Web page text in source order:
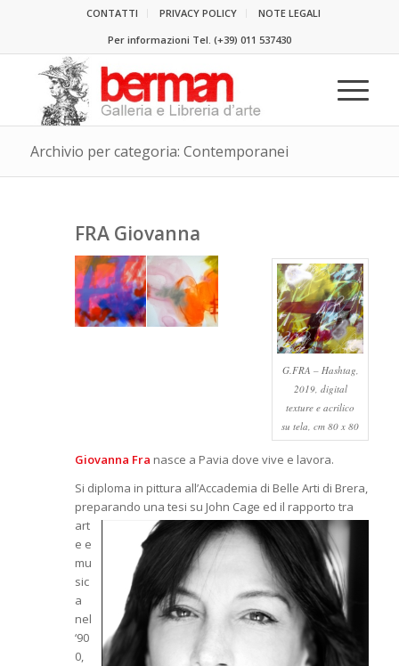
CONTATTI PRIVACY POLICY
NOTE LEGALI
Per informazioni Tel. (+39) 011 537430
Archivio per categoria: Contemporanei
FRA Giovanna
G.FRA – Hashtag,
2019, digital
texture e acrilico
su tela, cm 80 x 80
Giovanna Fra nasce a Pavia dove vive e lavora.
Si diploma in pittura all’Accademia di Belle Arti di Brera,
preparando una tesi su John Cage ed il rapporto tra
art
e e
mu
sic
a
nel
‘90
0,